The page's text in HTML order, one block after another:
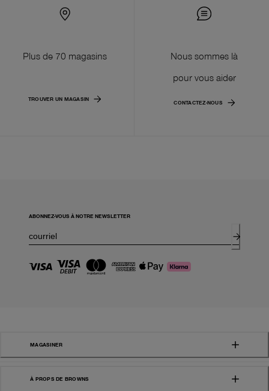
Plus de 70 magasins
TROUVER UN MAGASIN
Nous sommes là
pour vous aider
CONTACTEZ-NOUS
ABONNEZ-VOUS À NOTRE NEWSLETTER
MAGASINER
À PROPS DE BROWNS